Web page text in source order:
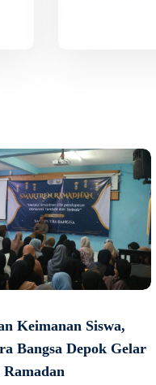
Keimanan Siswa,
Bangsa Depok Gelar